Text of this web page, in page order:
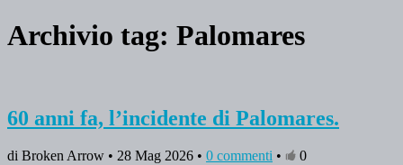
Archivio tag: Palomares
60 anni fa, l’incidente di Palomares.
di Broken Arrow • 28 Mag 2026 • 0 commenti •
0